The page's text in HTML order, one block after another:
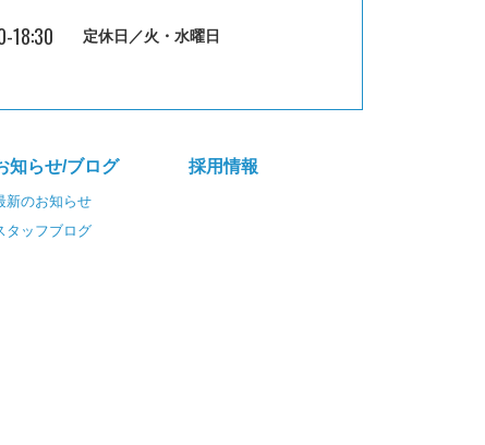
18:30 定休日／火・水曜日
知らせ/ブログ
新のお知らせ
タッフブログ
採⽤情報